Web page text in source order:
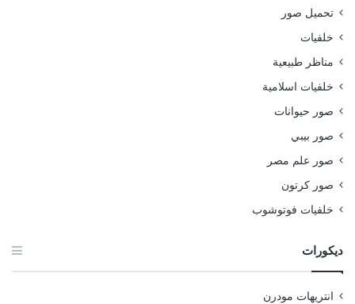
تحميل صور
خلفيات
مناظر طبيعية
خلفيات اسلامية
صور حيوانات
صور بيبي
صور علم مصر
صور كرتون
خلفيات فوتوشوب
ديكورات
انتريهات مودرن